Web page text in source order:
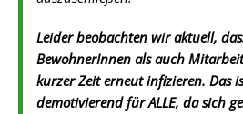
Leider beobachten wir aktuell,
BewohnerInnen als auch
kurzer Zeit erneut infizieren. Das
demotivierend für ALLE, da sich